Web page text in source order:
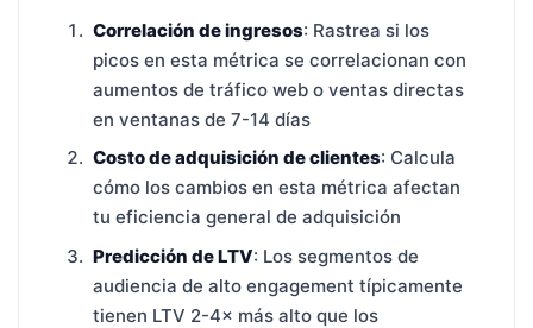
Correlación de ingresos: Rastrea si los
picos en esta métrica se correlacionan con
aumentos de tráfico web o ventas directas
en ventanas de 7-14 días
Costo de adquisición de clientes: Calcula
cómo los cambios en esta métrica afectan
tu eficiencia general de adquisición
Predicción de LTV: Los segmentos de
audiencia de alto engagement típicamente
tienen LTV 2-4× más alto que los